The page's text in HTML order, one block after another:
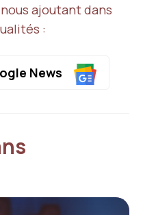
ajoutant dans
:
News